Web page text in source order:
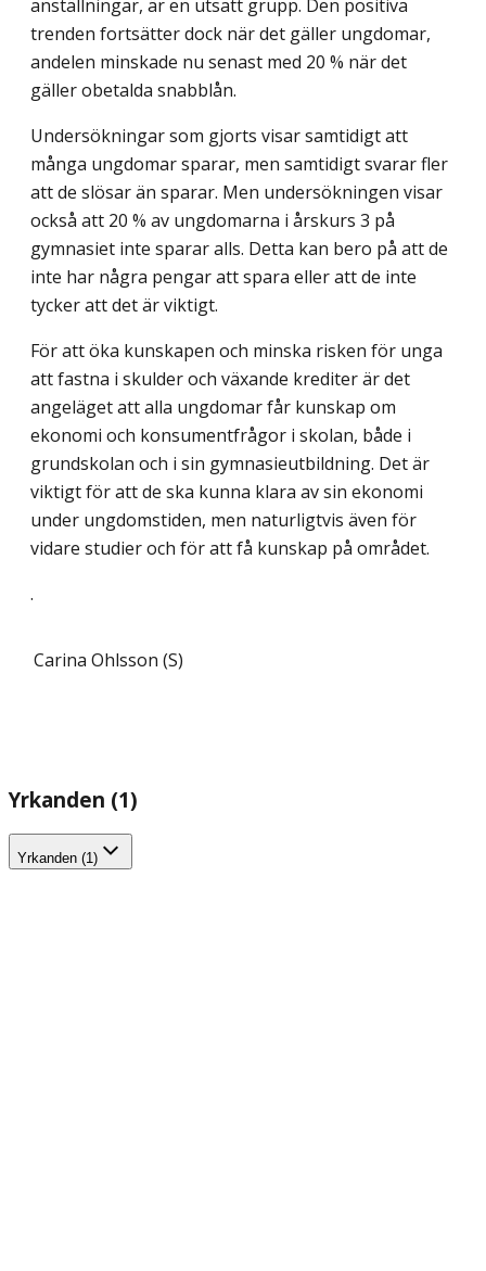
anställningar, är en utsatt grupp. Den positiva
trenden fortsätter dock när det gäller ungdomar,
andelen minskade nu senast med 20 % när det
gäller obetalda snabblån.
Undersökningar som gjorts visar samtidigt att
många ungdomar sparar, men samtidigt svarar fler
att de slösar än sparar. Men undersökningen visar
också att 20 % av ungdomarna i årskurs 3 på
gymnasiet inte sparar alls. Detta kan bero på att de
inte har några pengar att spara eller att de inte
tycker att det är viktigt.
För att öka kunskapen och minska risken för unga
att fastna i skulder och växande krediter är det
angeläget att alla ungdomar får kunskap om
ekonomi och konsumentfrågor i skolan, både i
grundskolan och i sin gymnasieutbildning. Det är
viktigt för att de ska kunna klara av sin ekonomi
under ungdomstiden, men naturligtvis även för
vidare studier och för att få kunskap på området.
.
Carina Ohlsson (S)
Yrkanden (1)
Yrkanden (1)